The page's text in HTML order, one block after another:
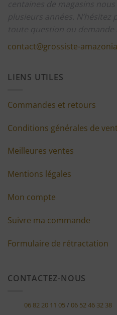
contact@grossiste-
LIENS UTILES
Commandes et retours
Conditions générales de
Meilleures ventes
Mentions légales
Mon compte
Suivre ma commande
Formulaire de rétractation
CONTACTEZ-NOUS
06 82 20 11 05/ 06 52 46 32 38